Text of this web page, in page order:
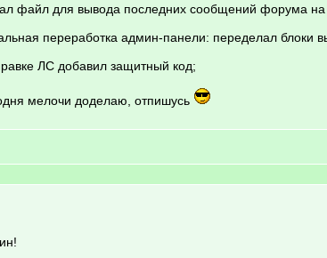
файл для вывода последних сообщений форума
переработка админ-панели: переделал блоки
ЛС добавил защитный код;
мелочи доделаю, отпишусь